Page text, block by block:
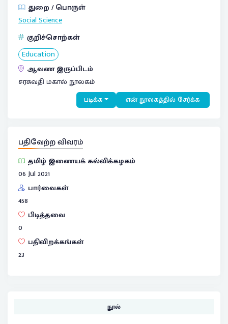
துறை / பொருள்
Social Science
குறிச்சொற்கள்
Education
ஆவண இருப்பிடம்
சரசுவதி மகால் நூலகம்
படிக்க என் நூலகத்தில் சேர்க்க
பதிவேற்ற விவரம்
தமிழ் இணையக் கல்விக்கழகம்
06 Jul 2021
பார்வைகள்
458
பிடித்தவை
0
பதிவிறக்கங்கள்
23
நூல்